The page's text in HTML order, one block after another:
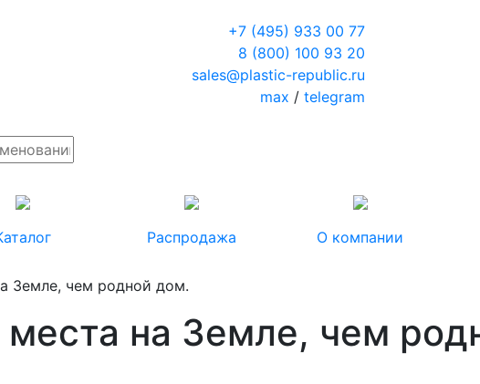
+7 (495) 933 00 77
8 (800) 100 93 20
sales@plastic-republic.ru
max / telegram
Распродажа О компании
Земле, чем родной дом.
места на Земле, чем